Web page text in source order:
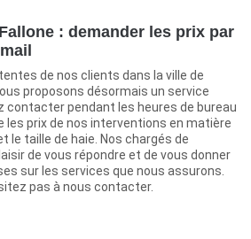
: demander les prix par
de nos clients dans la ville de
proposons désormais un service
contacter pendant les heures de bureau
les prix de nos interventions en matière
le taille de haie. Nos chargés de
de vous répondre et de vous donner
sur les services que nous assurons.
pas à nous contacter.